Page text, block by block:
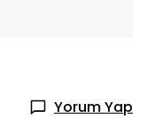
Yorum Yap